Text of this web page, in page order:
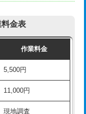
38,500円
38,500円
22,000円
22,000円+材料費
金表
作業料金
5,500円
11,000円
現地調査